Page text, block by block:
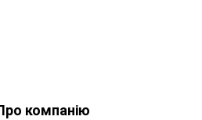
компанію